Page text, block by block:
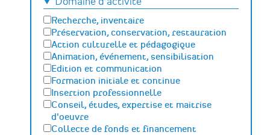
Recherche, inventaire
Préservation, conservation, restauration
Action culturelle et pédagogique
Animation, événement, sensibilisation
Edition et communication
Formation initiale et continue
Insertion professionnelle
Conseil, études, expertise et maitrise
d'oeuvre
Collecte de fonds et financement